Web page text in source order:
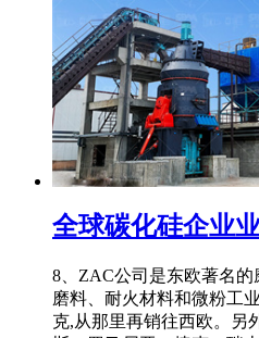
全球碳化硅企业
8、ZAC公司是东欧著名的
磨料、耐火材料和微粉工
克,从那里再销往西欧。另